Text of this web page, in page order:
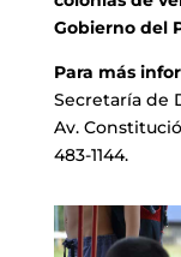
Gobierno del
Para más
Secretaría de
Av.
483-1144.